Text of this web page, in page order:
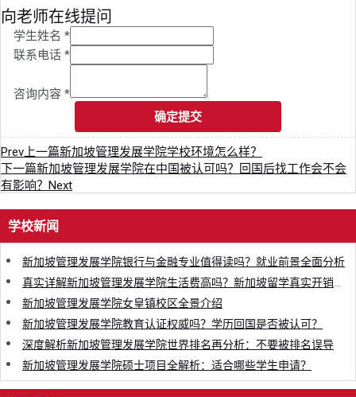
向老师在线提问
学生姓名 *
联系电话 *
咨询内容 *
确定提交
Prev上一篇新加坡管理发展学院学校环境怎么样？
下一篇新加坡管理发展学院在中国被认可吗？回国后找工作会不会
有影响？ Next
学校新闻
新加坡管理发展学院银行与金融专业值得读吗？就业前景全面分析
新加坡管理发展学院女皇镇校区全景介绍
新加坡管理发展学院教育认证权威吗？学历回国是否被认可？
深度解析新加坡管理发展学院世界排名再分析：不要被排名误导
新加坡管理发展学院硕士项目全解析：适合哪些学生申请？